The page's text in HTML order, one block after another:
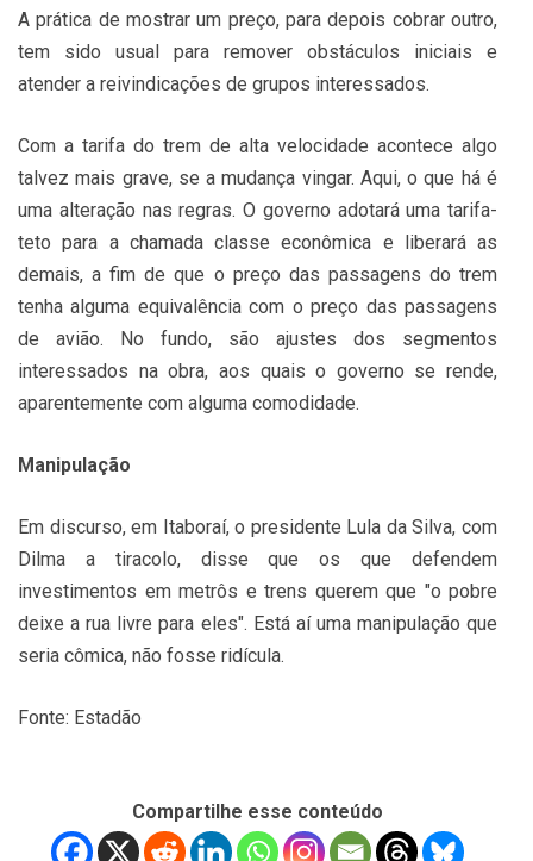
A prática de mostrar um preço, para depois cobrar outro,
tem sido usual para remover obstáculos iniciais e
atender a reivindicações de grupos interessados.
Com a tarifa do trem de alta velocidade acontece algo
talvez mais grave, se a mudança vingar. Aqui, o que há é
uma alteração nas regras. O governo adotará uma tarifa-
teto para a chamada classe econômica e liberará as
demais, a fim de que o preço das passagens do trem
tenha alguma equivalência com o preço das passagens
de avião. No fundo, são ajustes dos segmentos
interessados na obra, aos quais o governo se rende,
aparentemente com alguma comodidade.
Manipulação
Em discurso, em Itaboraí, o presidente Lula da Silva, com
Dilma a tiracolo, disse que os que defendem
investimentos em metrôs e trens querem que "o pobre
deixe a rua livre para eles". Está aí uma manipulação que
seria cômica, não fosse ridícula.
Fonte: Estadão
Compartilhe esse conteúdo